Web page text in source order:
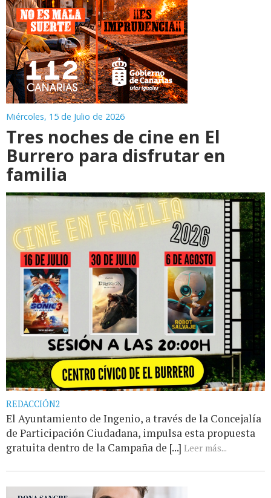
Miércoles, 15 de Julio de 2026
Tres noches de cine en El
Burrero para disfrutar en
familia
REDACCIÓN2
El Ayuntamiento de Ingenio, a través de la Concejalía
de Participación Ciudadana, impulsa esta propuesta
gratuita dentro de la Campaña de [...] Leer más...